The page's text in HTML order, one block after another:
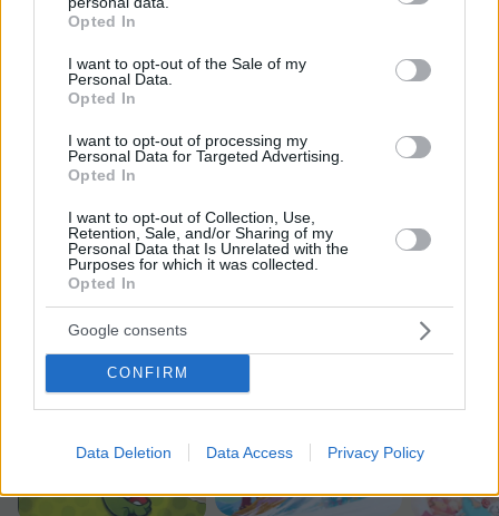
grant or deny consent to Google and its third-party tags to
use your data for below specified purposes in below Google
consent section.
Opted In
I want to opt-out of the Sale of my
Personal Data.
Opted In
I want to opt-out of processing my
Personal Data for Targeted Advertising.
Opted In
I want to opt-out of Collection, Use,
Retention, Sale, and/or Sharing of my
Personal Data that Is Unrelated with the
Purposes for which it was collected.
Opted In
Google consents
CONFIRM
Data Deletion Data Access Privacy Policy
Άγριος καβγάς στη Θήβα: Ρομά πήρε
το αυτοκίνητο και άρχισε να εμβολίζει
το ΙΧ ενός αλλοδαπού, δείτε βίντεο
07.08.2026, 10:27
Games